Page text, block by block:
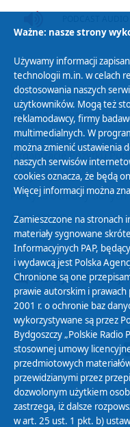
Polityka Prywatności
Zasady korzystania z
Organizacje Pożytku
Cyfryzacja DAB+
Polityka ochrony
Abonament
Zamówienia publiczne
Biuletyn Informacji
Ważne: nasze strony
Używamy informacji
technologii m.in. w celach
dostosowania naszych
użytkowników. Mogą też
reklamodawcy, firmy
multimedialnych. W
można zmienić ustawienia
naszych serwisów
cookies oznacza, że będą
Więcej informacji można
Zamieszczone na stronach
materiały sygnowane
Informacyjnych PAP,
i wydawcą jest Polska
Chronione są one
prawie autorskim i
2001 r. o ochronie baz
wykorzystywane są przez
Bydgoszczy „Polskie Radio
stosownej umowy
przedmiotowych
przewidzianymi przez
dozwolonym użytkiem
zastrzega, iż dalsze
w art. 25 ust. 1 pkt. b)